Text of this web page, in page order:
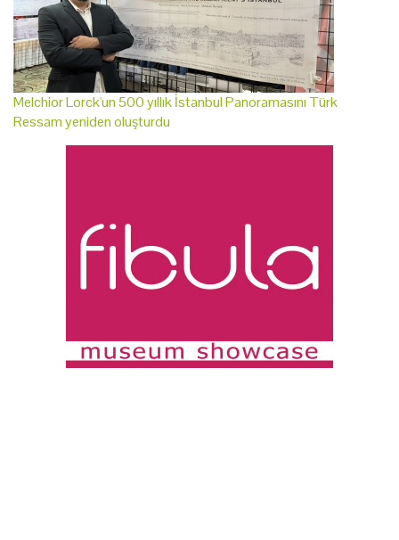
Melchior Lorck'un 500 yıllık İstanbul Panoramasını Türk
Ressam yeniden oluşturdu